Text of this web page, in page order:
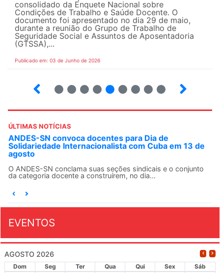
consolidado da Enquete Nacional sobre
Condições de Trabalho e Saúde Docente. O
documento foi apresentado no dia 29 de maio,
durante a reunião do Grupo de Trabalho de
Seguridade Social e Assuntos de Aposentadoria
(GTSSA),...
Publicado em: 03 de Junho de 2026
ÚLTIMAS NOTÍCIAS
ANDES-SN convoca docentes para Dia de
Solidariedade Internacionalista com Cuba em 13 de
agosto
O ANDES-SN conclama suas seções sindicais e o conjunto
da categoria docente a construírem, no dia...
EVENTOS
AGOSTO 2026
Dom Seg Ter Qua Qui Sex
Sáb